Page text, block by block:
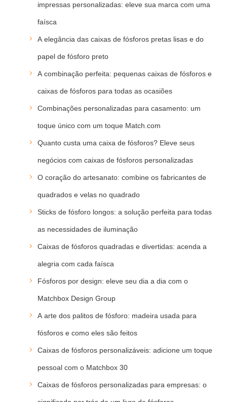
impressas personalizadas: eleve sua marca com uma
faísca
A elegância das caixas de fósforos pretas lisas e do
papel de fósforo preto
A combinação perfeita: pequenas caixas de fósforos e
caixas de fósforos para todas as ocasiões
Combinações personalizadas para casamento: um
toque único com um toque Match.com
Quanto custa uma caixa de fósforos? Eleve seus
negócios com caixas de fósforos personalizadas
O coração do artesanato: combine os fabricantes de
quadrados e velas no quadrado
Sticks de fósforo longos: a solução perfeita para todas
as necessidades de iluminação
Caixas de fósforos quadradas e divertidas: acenda a
alegria com cada faísca
Fósforos por design: eleve seu dia a dia com o
Matchbox Design Group
A arte dos palitos de fósforo: madeira usada para
fósforos e como eles são feitos
Caixas de fósforos personalizáveis: adicione um toque
pessoal com o Matchbox 30
Caixas de fósforos personalizadas para empresas: o